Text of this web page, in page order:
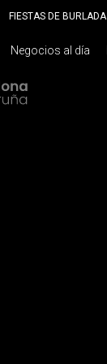
FIESTAS DE BURLADA
Negocios al día